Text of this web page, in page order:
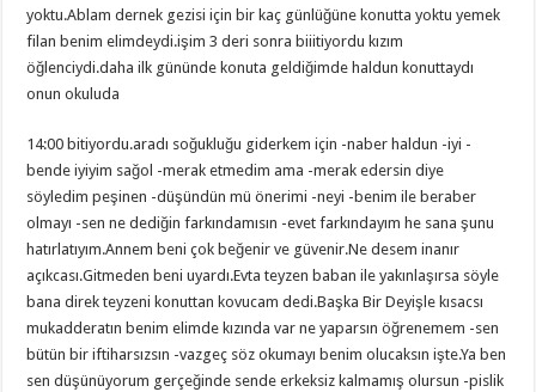
yoktu.Ablam dernek gezisi için bir kaç günlüğüne konutta yoktu yemek
filan benim elimdeydi.işim 3 deri sonra biiitiyordu kızım
öğlenciydi.daha ilk gününde konuta geldiğimde haldun konuttaydı
onun okuluda
14:00 bitiyordu.aradı soğukluğu giderkem için -naber haldun -iyi -
bende iyiyim sağol -merak etmedim ama -merak edersin diye
söyledim peşinen -düşündün mü önerimi -neyi -benim ile beraber
olmayı -sen ne dediğin farkındamısın -evet farkındayım he sana şunu
hatırlatıyım.Annem beni çok beğenir ve güvenir.Ne desem inanır
açıkcası.Gitmeden beni uyardı.Evta teyzen baban ile yakınlaşırsa söyle
bana direk teyzeni konuttan kovucam dedi.Başka Bir Deyişle kısacsı
mukadderatın benim elimde kızında var ne yaparsın öğrenemem -sen
bütün bir iftiharsızsın -vazgeç söz okumayı benim olucaksın işte.Ya ben
sen düşünüyorum gerçeğinde sende erkeksiz kalmamış olursun -pislik